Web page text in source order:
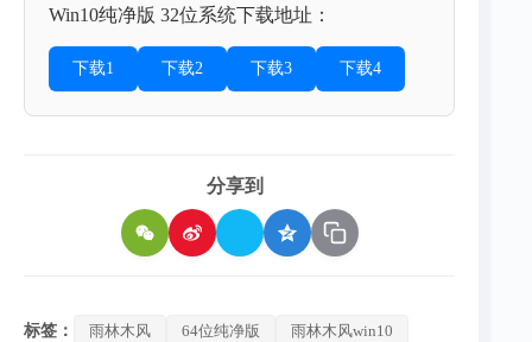
Win10纯净版 32位系统下载地址：
下载1 下载2 下载3 下载4
分享到
标签： 雨林木风 64位纯净版
雨林木风win10